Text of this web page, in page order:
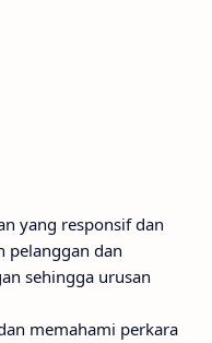
yang responsif dan
pelanggan dan
sehingga urusan
memahami perkara